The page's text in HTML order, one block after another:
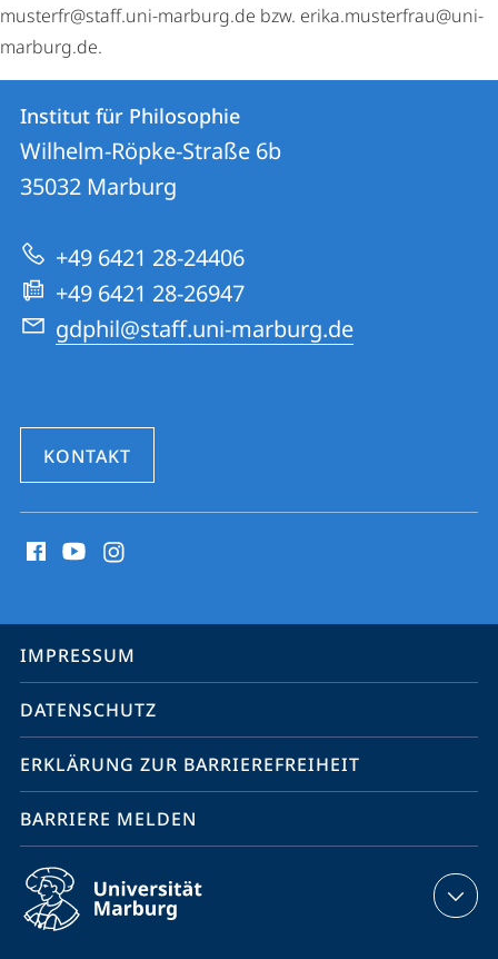
musterfr@staff.uni-marburg.de bzw. erika.musterfrau@uni-
marburg.de.
Kontakt
und
Informationen
zur
Website
Kontaktinformationen
Institut
für
Institut für Philosophie
Wilhelm-Röpke-Straße 6b
35032 Marburg
+49 6421 28-24406
+49 6421 28-26947
gdphil@staff.uni-marburg.de
KONTAKT
Media
Service-
Navigation
IMPRESSUM
DATENSCHUTZ
ERKLÄRUNG ZUR BARRIEREFREIHEIT
BARRIERE MELDEN